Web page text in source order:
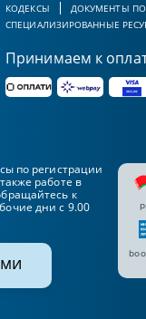
КОДЕКСЫ ДОКУМЕНТЫ
СПЕЦИАЛИЗИРОВАННЫЕ
Принимаем к
по регистрации
работе в
к
дни с 9.00